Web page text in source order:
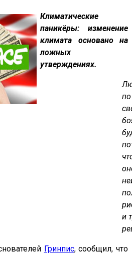
Климатические
паникёры: изменение
климата основано на
ложных
утверждениях.
и
Гринпис, сообщил, что